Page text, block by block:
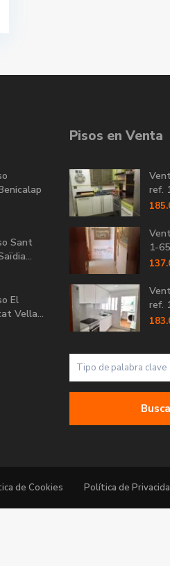
Sant
El
Vella...
Pisos en Venta
ref.
1-
ref.
de Cookies Política de